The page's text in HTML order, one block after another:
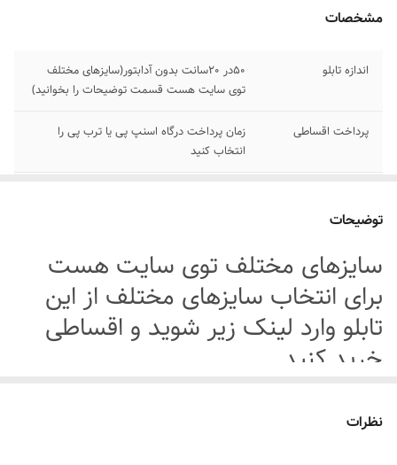
مشخصات
اندازه تابلو
50در 20سانت بدون آدابتور(سایزهای مختلف
توی سایت هست قسمت توضیحات را بخوانید)
پرداخت اقساطی
زمان پرداخت درگاه اسنپ پی یا ترب پی را
انتخاب کنید
آموزش نصب کردن
بعد از ثبت سفارش ایتا پیام بدید تا فیلم های
آموزش نصب رو براتون ارسال کنیم
۰۹۱۳۷۳۷۴۴۰۲
جنس شاسی تابلو
توضیحات
سایزهای مختلف توی سایت هست
برای انتخاب سایزهای مختلف از این
تابلو وارد لینک زیر شوید و اقساطی
خرید کنید
لینک انتخاب سایزبندی مختلف این
نظرات